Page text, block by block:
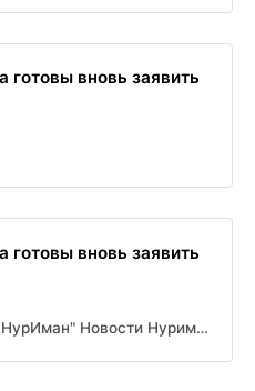
вновь заявить
вновь заявить
Газета "Красный ключ.НурИман" Новости Нуримановского района